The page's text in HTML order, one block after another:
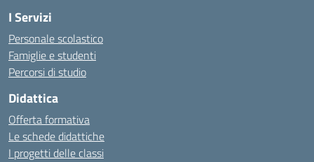
I Servizi
Personale scolastico
Famiglie e studenti
Percorsi di studio
Didattica
Offerta formativa
Le schede didattiche
I progetti delle classi